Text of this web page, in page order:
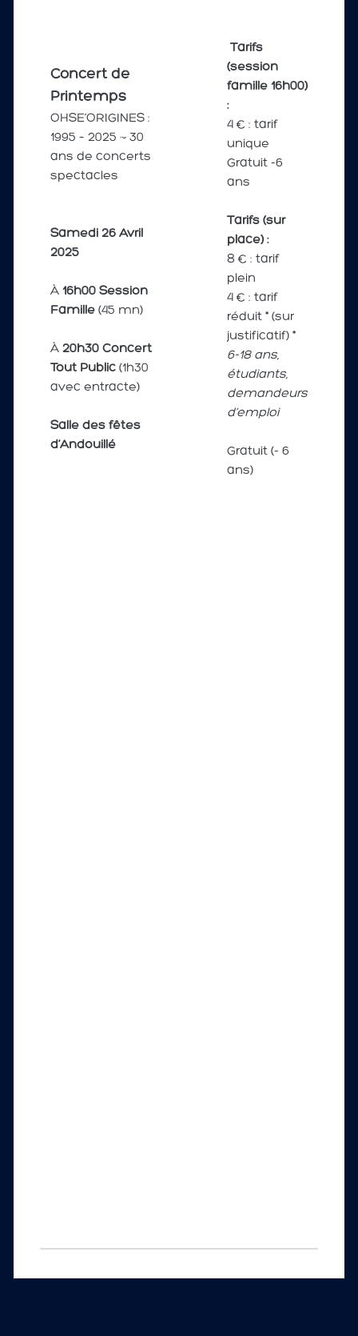
Concert de
Printemps
OHSE’ORIGINES :
1995 – 2025 ~ 30
ans de concerts
spectacles
Samedi 26 Avril
2025
À 16h00 Session
Famille (45 mn)
À 20h30 Concert
Tout Public (1h30
avec entracte)
Salle des fêtes
d’Andouillé
Tarifs
(session
famille 16h00)
:
4 € : tarif
unique
Gratuit -6
ans
Tarifs (sur
place) :
8 € : tarif
plein
4 € : tarif
réduit * (sur
justificatif) *
6-18 ans,
étudiants,
demandeurs
d’emploi
Gratuit (- 6
ans)